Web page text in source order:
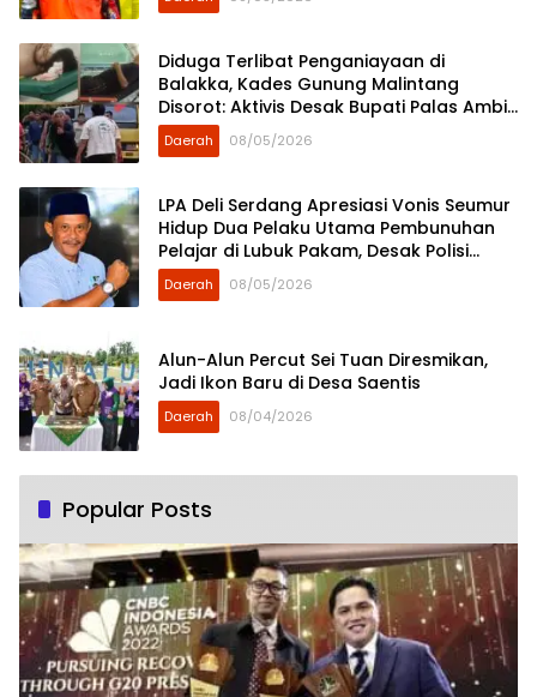
Diduga Terlibat Penganiayaan di
Balakka, Kades Gunung Malintang
Disorot: Aktivis Desak Bupati Palas Ambil
Sikap
Daerah 08/05/2026
LPA Deli Serdang Apresiasi Vonis Seumur
Hidup Dua Pelaku Utama Pembunuhan
Pelajar di Lubuk Pakam, Desak Polisi
Segera Tangkap DPO
Daerah 08/05/2026
Alun-Alun Percut Sei Tuan Diresmikan,
Jadi Ikon Baru di Desa Saentis
Daerah 08/04/2026
Popular Posts